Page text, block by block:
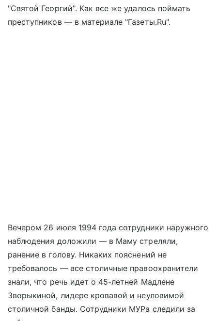
"Святой Георгий". Как все же удалось поймать
преступников — в материале "Газеты.Ru".
Вечером 26 июля 1994 года сотрудники наружного
наблюдения доложили — в Маму стреляли,
ранение в голову. Никаких пояснений не
требовалось — все столичные правоохранители
знали, что речь идет о 45-летней Мадлене
Зворыкиной, лидере кровавой и неуловимой
столичной банды. Сотрудники МУРа следили за